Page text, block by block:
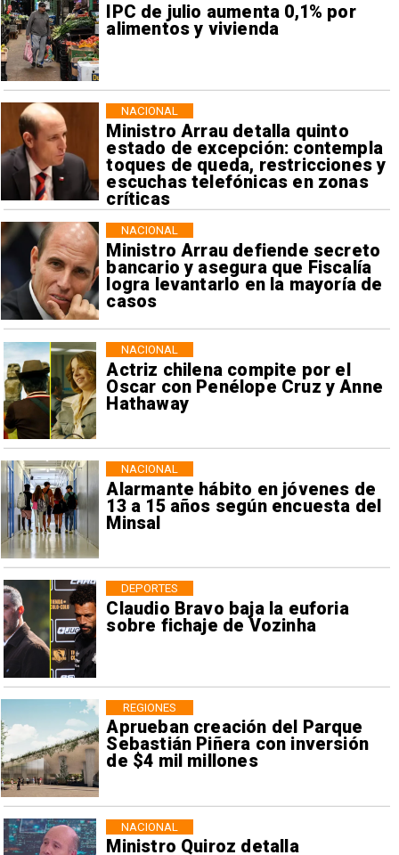
IPC de julio aumenta 0,1% por
alimentos y vivienda
Ministro Arrau detalla quinto
estado de excepción: contempla
toques de queda, restricciones y
escuchas telefónicas en zonas
críticas
NACIONAL
Ministro Arrau defiende secreto
bancario y asegura que Fiscalía
logra levantarlo en la mayoría de
casos
NACIONAL
Actriz chilena compite por el
Oscar con Penélope Cruz y Anne
Hathaway
NACIONAL
Alarmante hábito en jóvenes de
13 a 15 años según encuesta del
Minsal
NACIONAL
Claudio Bravo baja la euforia
sobre fichaje de Vozinha
DEPORTES
Aprueban creación del Parque
Sebastián Piñera con inversión
de $4 mil millones
REGIONES
Ministro Quiroz detalla
NACIONAL